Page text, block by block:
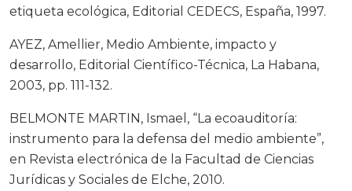
etiqueta ecológica, Editorial CEDECS, España, 1997.
AYEZ, Amellier, Medio Ambiente, impacto y
desarrollo, Editorial Científico-Técnica, La Habana,
2003, pp. 111-132.
BELMONTE MARTIN, Ismael, “La ecoauditoría:
instrumento para la defensa del medio ambiente”,
en Revista electrónica de la Facultad de Ciencias
Jurídicas y Sociales de Elche, 2010.